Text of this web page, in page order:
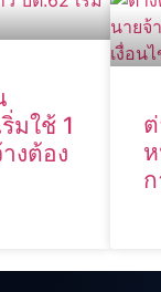
มใช้ 1
งต้อง